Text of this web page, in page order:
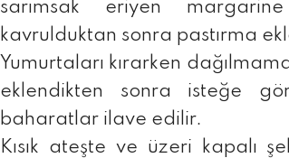
sarımsak eriyen
kavrulduktan sonra pastırma
Yumurtaları kırarken
eklendikten sonra isteğe
baharatlar ilave edilir.
Kısık ateşte ve üzeri kapalı